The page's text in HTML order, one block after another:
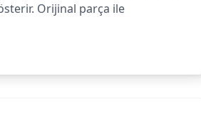
Orijinal parça ile